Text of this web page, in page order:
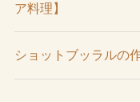
ア料理】
ショットブッラルの